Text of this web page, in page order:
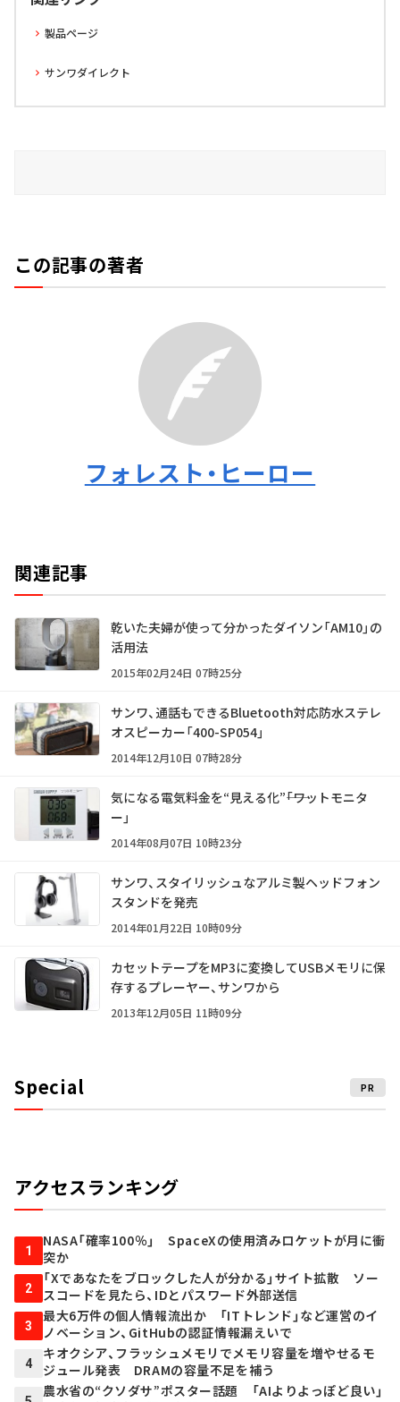
製品ページ
サンワダイレクト
この記事の著者
フォレスト・ヒーロー
関連記事
乾いた夫婦が使って分かったダイソン「AM10」の
活用法
2015年02月24日 07時25分
サンワ、通話もできるBluetooth対応防水ステレ
オスピーカー「400-SP054」
2014年12月10日 07時28分
気になる電気料金を“見える化”――「ワットモニタ
ー」
2014年08月07日 10時23分
サンワ、スタイリッシュなアルミ製ヘッドフォン
スタンドを発売
2014年01月22日 10時09分
カセットテープをMP3に変換してUSBメモリに保
存するプレーヤー、サンワから
2013年12月05日 11時09分
Special PR
アクセスランキング
1
NASA「確率100％」 SpaceXの使用済みロケットが月に衝
突か
2
「Xであなたをブロックした人が分かる」サイト拡散 ソー
スコードを見たら、IDとパスワード外部送信
3
最大6万件の個人情報流出か 「ITトレンド」など運営のイ
ノベーション、GitHubの認証情報漏えいで
4
キオクシア、フラッシュメモリでメモリ容量を増やせるモ
ジュール発表 DRAMの容量不足を補う
農水省の“クソダサ”ポスター話題 「AIよりよっぽど良い」